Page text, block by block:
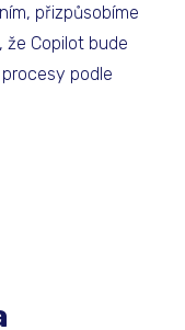
přizpůsobíme
že Copilot bude
podle